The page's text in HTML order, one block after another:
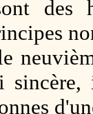
des